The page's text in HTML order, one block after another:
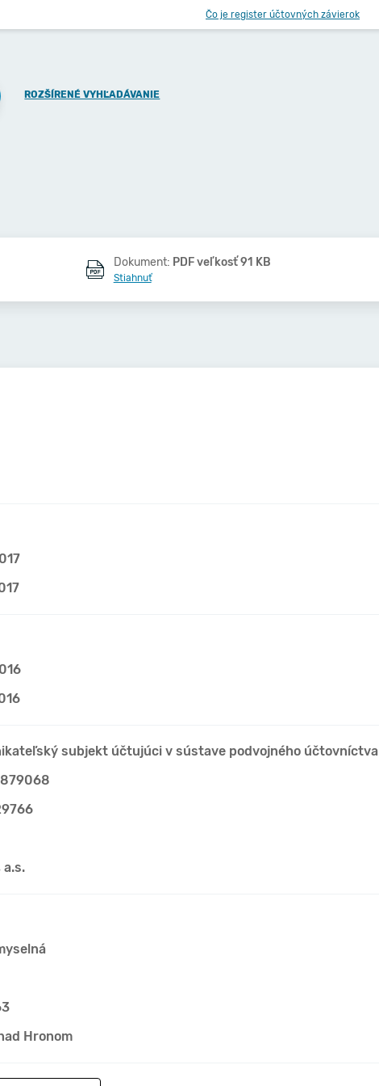
Čo je register účtovných závierok
ROZŠÍRENÉ VYHĽADÁVANIE
Dokument: PDF veľkosť 91 KB
Stiahnuť
subjekt účtujúci v sústave podvojného účtovníctva
a.s.
Hronom